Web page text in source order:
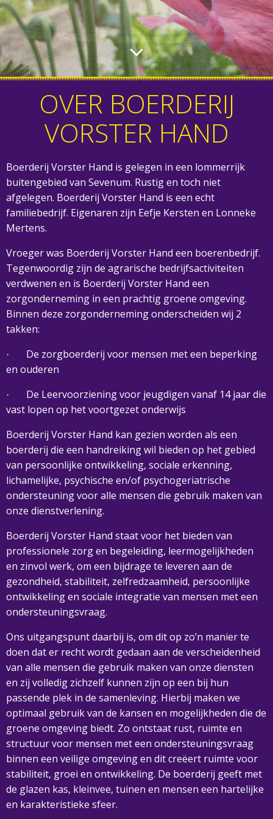
OVER BOERDERIJ
VORSTER HAND
Boerderij Vorster Hand is gelegen in een lommerrijk
buitengebied van Sevenum. Rustig en toch niet
afgelegen. Boerderij Vorster Hand is een echt
familiebedrijf. Eigenaren zijn Eefje Kersten en Lonneke
Mertens.
Vroeger was Boerderij Vorster Hand een boerenbedrijf.
Tegenwoordig zijn de agrarische bedrijfsactiviteiten
verdwenen en is Boerderij Vorster Hand een
zorgonderneming in een prachtig groene omgeving.
Binnen deze zorgonderneming onderscheiden wij 2
takken:
· De zorgboerderij voor mensen met een beperking
en ouderen
· De Leervoorziening voor jeugdigen vanaf 14 jaar die
vast lopen op het voortgezet onderwijs
Boerderij Vorster Hand kan gezien worden als een
boerderij die een handreiking wil bieden op het gebied
van persoonlijke ontwikkeling, sociale erkenning,
lichamelijke, psychische en/of psychogeriatrische
ondersteuning voor alle mensen die gebruik maken van
onze dienstverlening.
Boerderij Vorster Hand staat voor het bieden van
professionele zorg en begeleiding, leermogelijkheden
en zinvol werk, om een bijdrage te leveren aan de
gezondheid, stabiliteit, zelfredzaamheid, persoonlijke
ontwikkeling en sociale integratie van mensen met een
ondersteuningsvraag.
Ons uitgangspunt daarbij is, om dit op zo’n manier te
doen dat er recht wordt gedaan aan de verscheidenheid
van alle mensen die gebruik maken van onze diensten
en zij volledig zichzelf kunnen zijn op een bij hun
passende plek in de samenleving. Hierbij maken we
optimaal gebruik van de kansen en mogelijkheden die de
groene omgeving biedt. Zo ontstaat rust, ruimte en
structuur voor mensen met een ondersteuningsvraag
binnen een veilige omgeving en dit creëert ruimte voor
stabiliteit, groei en ontwikkeling. De boerderij geeft met
de glazen kas, kleinvee, tuinen en mensen een hartelijke
en karakteristieke sfeer.